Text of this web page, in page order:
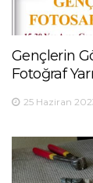
Gençlerin
Fotoğraf
25 Haziran